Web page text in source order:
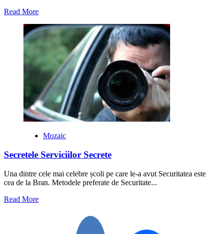
Read MoreRead
about
Conspirația
Serviciilor
Secrete
americane
în
atentatul
din
11
septembrie
Mozaic
Secretele Serviciilor Secrete
Una dintre cele mai celebre școli pe care le-a avut Securitatea este
cea de la Bran. Metodele preferate de Securitate...
Read MoreRead